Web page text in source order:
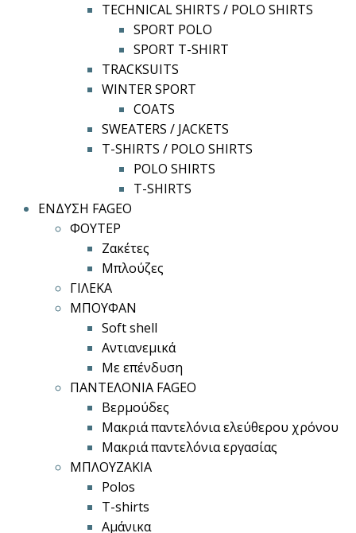
TECHNICAL SHIRTS / POLO SHIRTS
SPORT POLO
SPORT T-SHIRT
TRACKSUITS
WINTER SPORT
COATS
SWEATERS / JACKETS
T-SHIRTS / POLO SHIRTS
POLO SHIRTS
T-SHIRTS
ΕΝΔΥΣΗ FAGEO
ΦΟΥΤΕΡ
Ζακέτες
Μπλούζες
ΓΙΛΕΚΑ
ΜΠΟΥΦΑΝ
Soft shell
Αντιανεμικά
Με επένδυση
ΠΑΝΤΕΛΟΝΙΑ FAGEO
Βερμούδες
Μακριά παντελόνια ελεύθερου χρόνου
Μακριά παντελόνια εργασίας
ΜΠΛΟΥΖΑΚΙΑ
Polos
T-shirts
Αμάνικα